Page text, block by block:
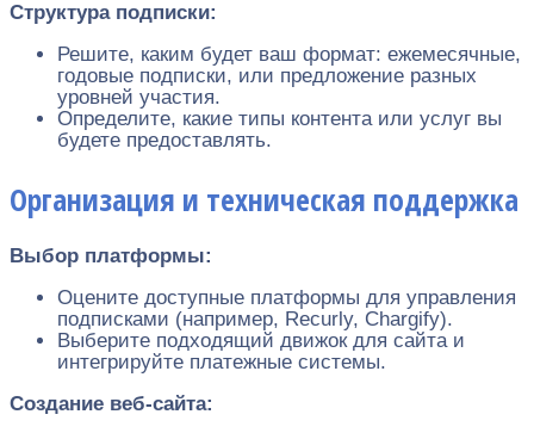
Структура подписки:
Решите, каким будет ваш формат: ежемесячные,
годовые подписки, или предложение разных
уровней участия.
Определите, какие типы контента или услуг вы
будете предоставлять.
Организация и техническая поддержка
Выбор платформы:
Оцените доступные платформы для управления
подписками (например, Recurly, Chargify).
Выберите подходящий движок для сайта и
интегрируйте платежные системы.
Создание веб-сайта: